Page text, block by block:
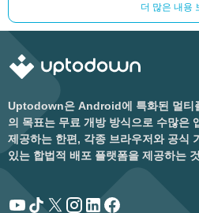
더 많은 내용
Uptodown은 Android에 특화된 멀티
의 목표는 무료 개방 방식으로 수많은
제공하는 한편, 각종 브라우저와 공식
있는 합법적 배포 플랫폼을 제공하는